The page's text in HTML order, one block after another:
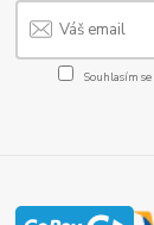
Souhlasím se